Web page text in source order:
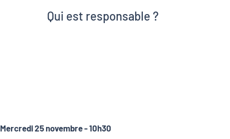
Qui est responsable ?
Mercredi 25 novembre - 10h30